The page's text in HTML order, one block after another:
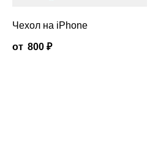
Чехол на iPhone
800 ₽